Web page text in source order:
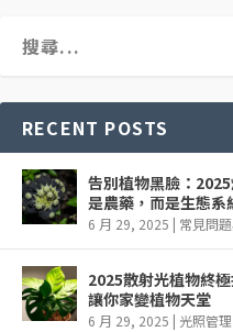
RECENT POSTS
告別植物黑臉：
是農藥，而是生態系
6 月 29, 2025 | 常見問
2025散射光植物終
讓你家變植物天堂
6 月 29, 2025 | 光照管